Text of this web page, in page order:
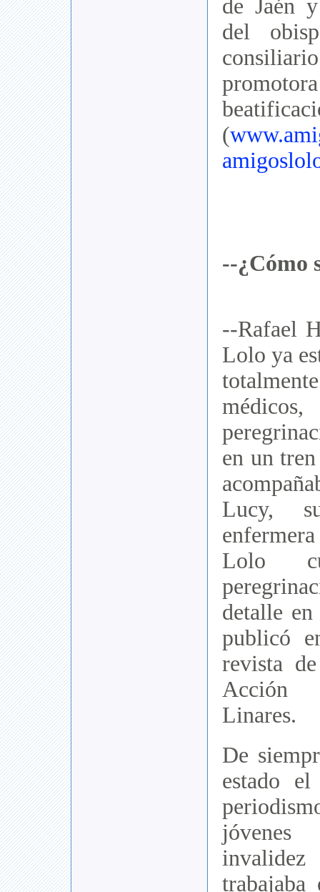
de Jaén
del
(
--¿Cómo
--Rafael
Lolo ya
en un
Lucy,
Lolo
detalle
publicó
revista
Acción
Linares.
De
estado
invalidez
trabajaba